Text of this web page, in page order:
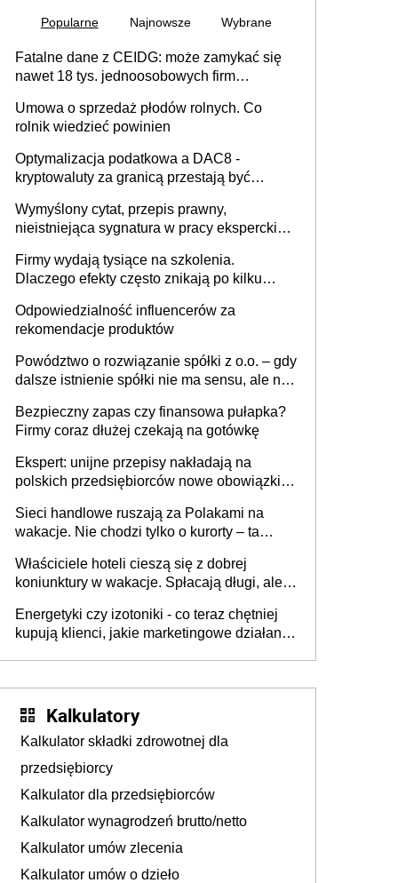
Popularne Najnowsze Wybrane
Fatalne dane z CEIDG: może zamykać się
nawet 18 tys. jednoosobowych firm
Umowa o sprzedaż płodów rolnych. Co
rolnik wiedzieć powinien
Optymalizacja podatkowa a DAC8 -
kryptowaluty za granicą przestają być
Wymyślony cytat, przepis prawny,
nieistniejąca sygnatura w pracy eksperckiej -
firmie
Firmy wydają tysiące na szkolenia.
Dlaczego efekty często znikają po kilku
Odpowiedzialność influencerów za
rekomendacje produktów
Powództwo o rozwiązanie spółki z o.o. – gdy
dalsze istnienie spółki nie ma sensu, ale nie
Bezpieczny zapas czy finansowa pułapka?
Firmy coraz dłużej czekają na gotówkę
Ekspert: unijne przepisy nakładają na
polskich przedsiębiorców nowe obowiązki w
Sieci handlowe ruszają za Polakami na
wakacje. Nie chodzi tylko o kurorty – ta
tam, gdzie wielu spędzi urlop po cichu
Właściciele hoteli cieszą się z dobrej
koniunktury w wakacje. Spłacają długi, ale
Energetyki czy izotoniki - co teraz chętniej
kupują klienci, jakie marketingowe działania
Kalkulatory
Kalkulator składki zdrowotnej dla
przedsiębiorcy
Kalkulator dla przedsiębiorców
Kalkulator wynagrodzeń brutto/netto
Kalkulator umów zlecenia
Kalkulator umów o dzieło